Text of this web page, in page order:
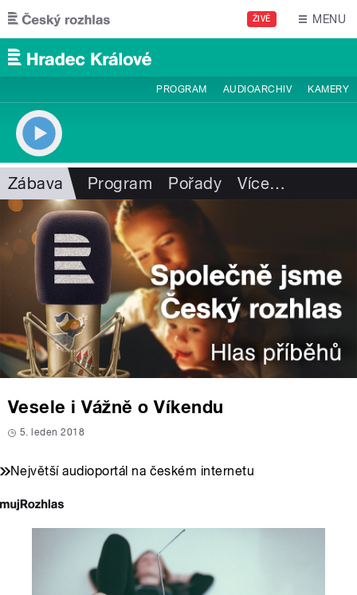
Přejít k hlavnímu obsahu
ŽIVĚ MENU
PROGRAM AUDIOARCHIV KAMERY
Zábava Program Pořady Více…
Vesele i Vážně o Víkendu
5. leden 2018
Největší audioportál na českém internetu